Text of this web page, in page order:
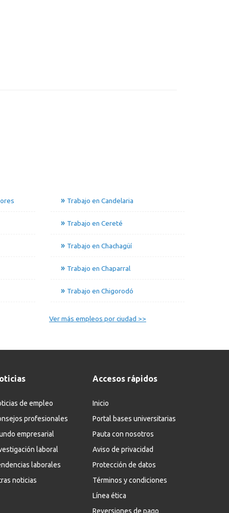
Trabajo en Candelaria
Trabajo en Cereté
Trabajo en Chachagüí
Trabajo en Chaparral
Trabajo en Chigorodó
Ver más empleos por ciudad >>
de empleo
profesionales
empresarial
laboral
laborales
noticias
Accesos rápidos
Inicio
Portal bases universitarias
Pauta con nosotros
Aviso de privacidad
Protección de datos
Términos y condiciones
Línea ética
Reversiones de pago